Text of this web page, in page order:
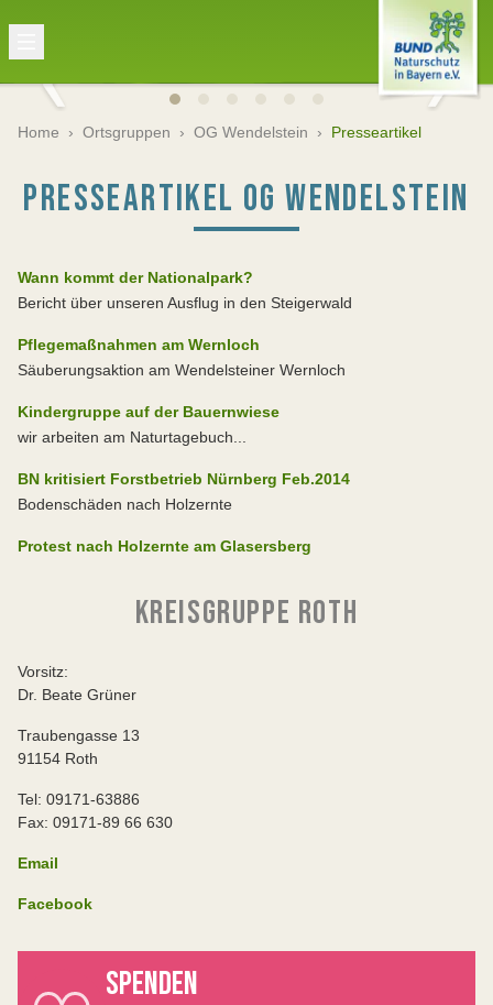
Home › Ortsgruppen › OG Wendelstein › Presseartikel
PRESSEARTIKEL OG WENDELSTEIN
Wann kommt der Nationalpark?
Bericht über unseren Ausflug in den Steigerwald
Pflegemaßnahmen am Wernloch
Säuberungsaktion am Wendelsteiner Wernloch
Kindergruppe auf der Bauernwiese
wir arbeiten am Naturtagebuch...
BN kritisiert Forstbetrieb Nürnberg Feb.2014
Bodenschäden nach Holzernte
Protest nach Holzernte am Glasersberg
KREISGRUPPE ROTH
Vorsitz:
Dr. Beate Grüner
Traubengasse 13
91154 Roth
Tel: 09171-63886
Fax: 09171-89 66 630
Email
Facebook
SPENDEN